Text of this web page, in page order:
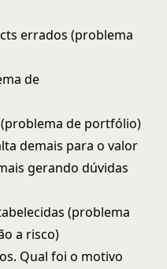
errados (problema
de
(problema de portfólio)
demais para o valor
gerando dúvidas
(problema
a risco)
Qual foi o motivo